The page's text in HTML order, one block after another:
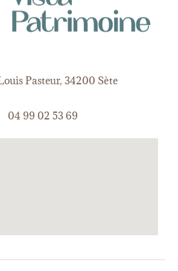
Pasteur, 34200 Sète
04 99 02 53 69